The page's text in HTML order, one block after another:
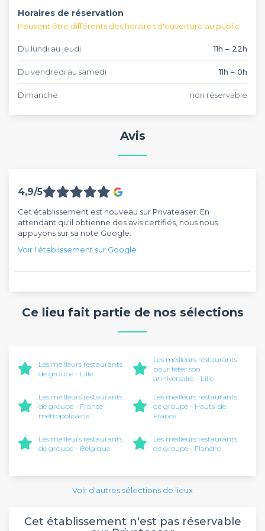
Horaires de réservation
Peuvent être différents des horaires d'ouverture au public
Du lundi au jeudi 11h – 22h
Du vendredi au samedi 11h – 0h
Dimanche non réservable
Avis
4,9/5
Cet établissement est nouveau sur Privateaser. En
attendant qu'il obtienne des avis certifiés, nous nous
appuyons sur sa note Google.
Voir l'établissement sur Google
Ce lieu fait partie de nos sélections
Les meilleurs restaurants
de groupe - Lille
Les meilleurs restaurants
pour fêter son
anniversaire - Lille
Les meilleurs restaurants
de groupe - France
métropolitaine
Les meilleurs restaurants
de groupe - Hauts-de-
France
Les meilleurs restaurants
de groupe - Belgique
Les meilleurs restaurants
de groupe - Flandre
Voir d'autres sélections de lieux
Cet établissement n'est pas réservable